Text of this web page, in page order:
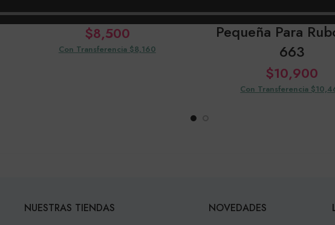
Pfiffery Brochas X5
$8,500
Con Transferencia $8,160
Pfiferry
Pequeña Para
663
$10,900
Con Transferencia
NUESTRAS TIENDAS NOVEDADES